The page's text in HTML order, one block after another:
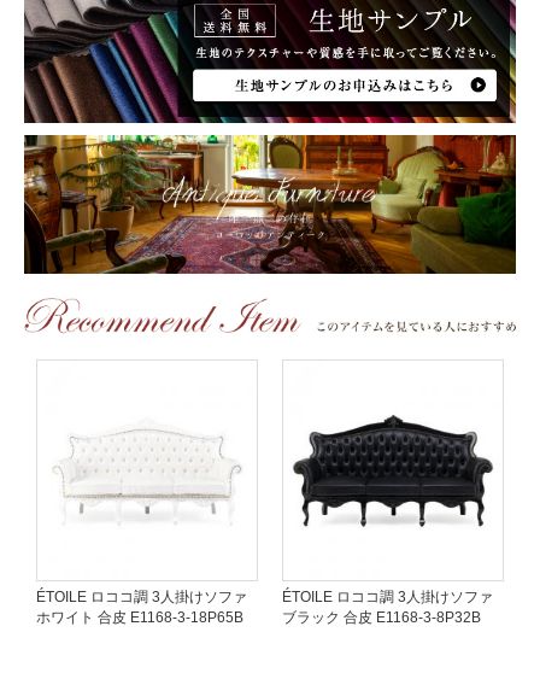
ÉTOILE ロココ調 3人掛けソファ
ホワイト 合皮 E1168-3-18P65B
ÉTOILE ロココ調 3人掛けソファ
ブラック 合皮 E1168-3-8P32B